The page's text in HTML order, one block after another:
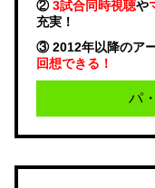
②3試合同時視聴や
充実！
③ 2012年以降のア
回想できる！
パ